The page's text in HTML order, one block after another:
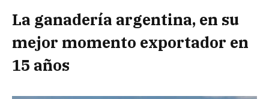
La ganadería argentina, en su
mejor momento exportador en
15 años